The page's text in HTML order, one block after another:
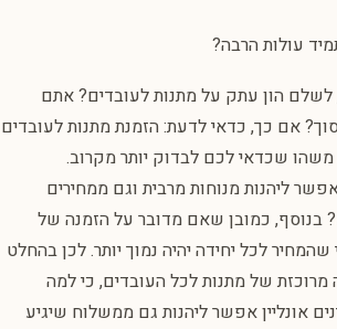
עולות הרבה?
לשלם הון עתק על מתנות לעובדים? אתם
אם כך, כדאי לדעת: הזמנת מתנות לעובדים
שכדאי לכם לבדוק יותר מקרוב.
ליהנות מנוחות מרבית וגם ממחירים
בנוסף, כמובן שאם מדובר על הזמנה של
לכל יחידה יהיה נמוך יותר. לכן בהחלט
של מתנות לכל העובדים, כי למה
אונליין אפשר ליהנות גם ממשלוח שיגיע